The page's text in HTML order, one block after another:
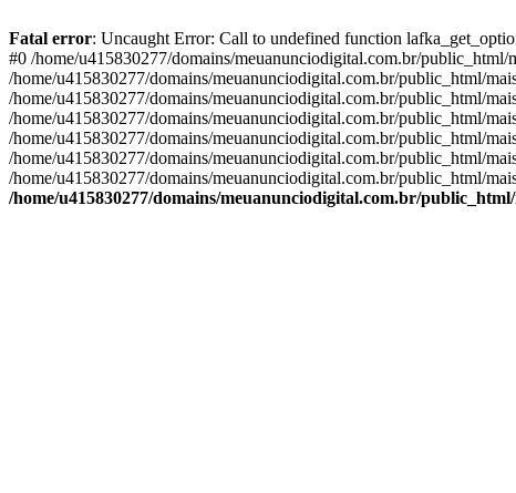
Fatal error: Uncaught Error: Call to undefined function
#0 /home/u415830277/domains/meuanunciodigital.com.br/
/home/u415830277/domains/meuanunciodigital.com.br/public_html/
/home/u415830277/domains/meuanunciodigital.com.br/public_html/
/home/u415830277/domains/meuanunciodigital.com.br/public_html/
/home/u415830277/domains/meuanunciodigital.com.br/public_html/
/home/u415830277/domains/meuanunciodigital.com.br/public_html/
/home/u415830277/domains/meuanunciodigital.com.br/public_html/
/home/u415830277/domains/meuanunciodigital.com.br/